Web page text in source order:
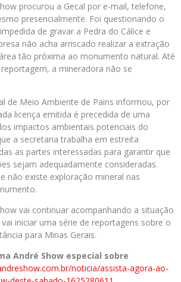
procurou a Gecal por e-mail, telefone,
presencialmente. Foi questionando o
de gravar a Pedra do Cálice e
não acha arriscado realizar a extração
tão próxima ao monumento natural. Até
a mineradora não se
de Meio Ambiente de Pains informou, por
licença emitida é precedida de uma
impactos ambientais potenciais do
a secretaria trabalha em estreita
as partes interessadas para garantir que
sejam adequadamente consideradas.
não existe exploração mineral nas
vai continuar acompanhando a situação
iniciar uma série de reportagens sobre o
para Minas Gerais.
André Show especial sobre
noticia/assista-agora-ao-